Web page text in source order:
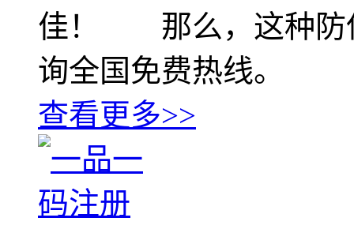
佳！ 那么，这种防
询全国免费热线。
查看更多>>